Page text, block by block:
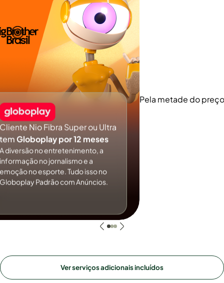
Cliente Nio Fibra Super ou Ultra
temGloboplay por 12 meses
A diversão no entretenimento, a
informação no jornalismo e a
emoção no esporte. Tudo isso no
Globoplay Padrão com Anúncios.
Pela metade do preço
Ver serviços adicionais incluídos